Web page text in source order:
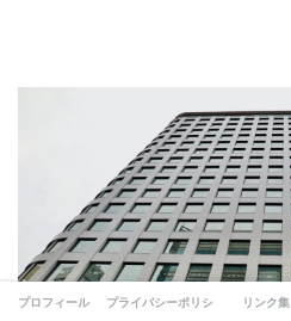
プロフィール プライバシーポリシー リンク集